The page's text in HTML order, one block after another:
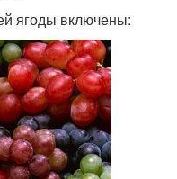
ягоды включены: